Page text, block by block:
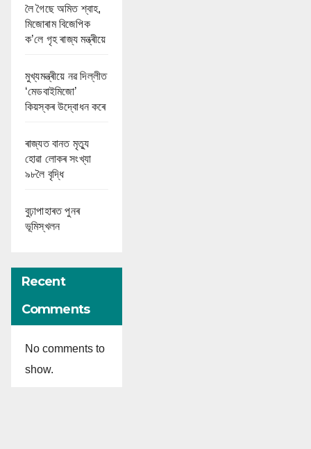
লৈ গৈছে অমিত শ্বাহ,
মিজোৰাম বিজেপিক
ক’লে গৃহ ৰাজ্য মন্ত্ৰীয়ে
মুখ্যমন্ত্ৰীয়ে নৱ দিল্লীত
‘মেডবাইমিজো’
কিয়স্কৰ উদ্বোধন কৰে
ৰাজ্যত বানত মৃত্যু
হোৱা লোকৰ সংখ্যা
৯৮লৈ বৃদ্ধি
বুঢ়াপাহাৰত পুনৰ
ভূমিস্খলন
Recent
Comments
No comments to
show.